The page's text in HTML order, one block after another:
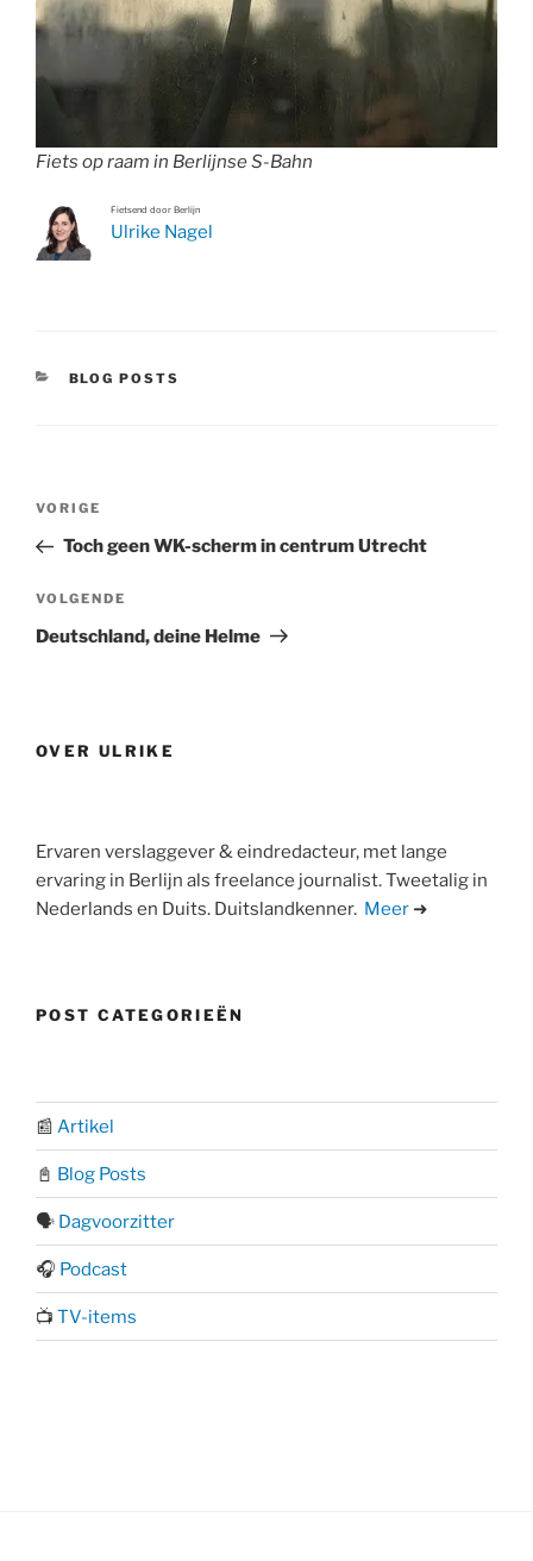
Fiets op raam in Berlijnse S-Bahn
Fietsend door Berlijn
Ulrike Nagel
CATEGORIEËN
BLOG POSTS
Bericht
Vorig
bericht
VORIGE
Toch geen WK-scherm in centrum Utrecht
Volgend
bericht
VOLGENDE
Deutschland, deine Helme
OVER ULRIKE
Ervaren verslaggever & eindredacteur, met lange
ervaring in Berlijn als freelance journalist. Tweetalig in
Nederlands en Duits. Duitslandkenner. Meer ➜
POST CATEGORIEËN
📰 Artikel
📓 Blog Posts
🗣️ Dagvoorzitter
🎧 Podcast
📺 TV-items